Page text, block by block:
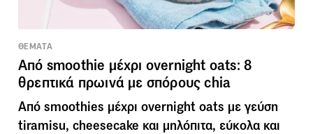
ΘΕΜΑΤΑ
Από smoothie μέχρι overnight oats: 8
θρεπτικά πρωινά με σπόρους chia
Από smoothies μέχρι overnight oats με γεύση
tiramisu, cheesecake και μηλόπιτα, εύκολα και